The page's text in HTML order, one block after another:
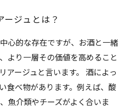
ージュとは？
心的な存在ですが、お酒と一緒
より一層その価値を高めること
アージュと言います。 酒によっ
食べ物があります。例えば、酸
魚介類やチーズがよく合いま